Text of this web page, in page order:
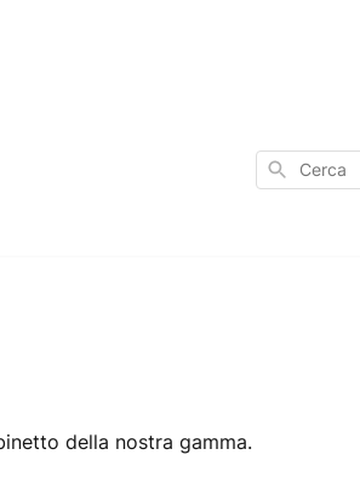
Cerca
della nostra gamma.